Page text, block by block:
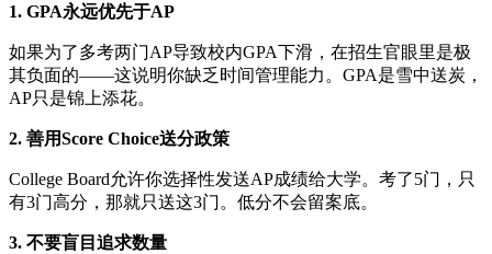
1. GPA永远优先于AP
如果为了多考两门AP导致校内GPA下滑，在招生官眼里是极
其负面的——这说明你缺乏时间管理能力。GPA是雪中送炭，
AP只是锦上添花。
2. 善用Score Choice送分政策
College Board允许你选择性发送AP成绩给大学。考了5门，只
有3门高分，那就只送这3门。低分不会留案底。
3. 不要盲目追求数量